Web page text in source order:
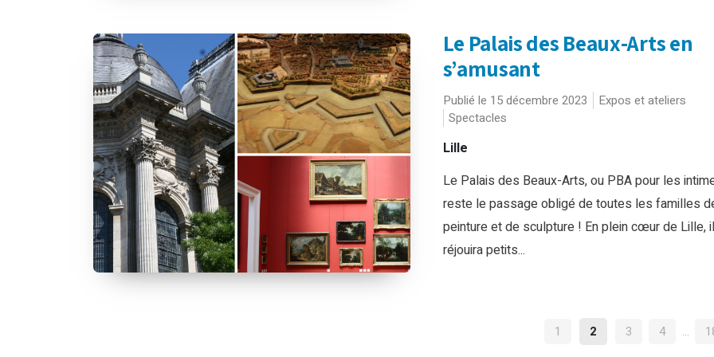
Le Palais des Beaux-Arts en
s’amusant
Publié le 15 décembre 2023
Expos et ateliers
Spectacles
Lille
Le Palais des Beaux-Arts, ou PBA pour les
reste le passage obligé de toutes les familles
peinture et de sculpture ! En plein cœur de Lille, il
réjouira petits...
NAVIGATION
1 2 3 4 …